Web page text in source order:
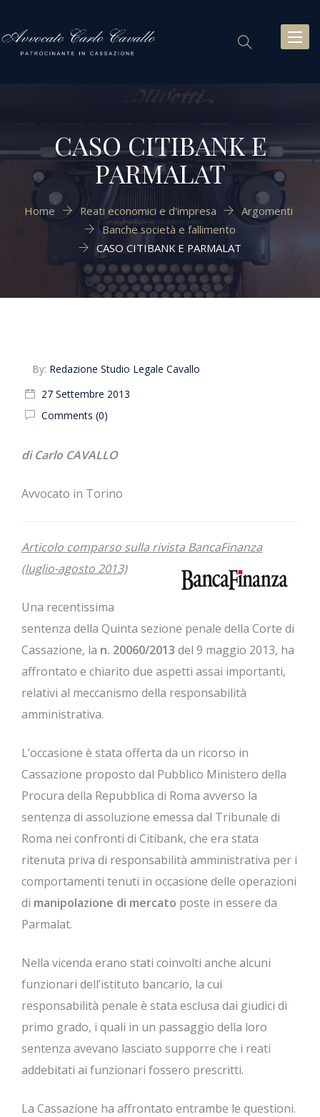
CASO CITIBANK E
PARMALAT
Home Reati economici e d'impresa
Argomenti
Banche società e fallimento
CASO CITIBANK E PARMALAT
By: Redazione Studio Legale Cavallo
27 Settembre 2013
Comments (0)
di Carlo CAVALLO
Avvocato in Torino
Articolo comparso sulla rivista BancaFinanza
(luglio-agosto 2013)
Una recentissima
sentenza della Quinta sezione penale della Corte di
Cassazione, la n. 20060/2013 del 9 maggio 2013, ha
affrontato e chiarito due aspetti assai importanti,
relativi al meccanismo della responsabilità
amministrativa.
L’occasione è stata offerta da un ricorso in
Cassazione proposto dal Pubblico Ministero della
Procura della Repubblica di Roma avverso la
sentenza di assoluzione emessa dal Tribunale di
Roma nei confronti di Citibank, che era stata
ritenuta priva di responsabilità amministrativa per i
comportamenti tenuti in occasione delle operazioni
di manipolazione di mercato poste in essere da
Parmalat.
Nella vicenda erano stati coinvolti anche alcuni
funzionari dell’istituto bancario, la cui
responsabilità penale è stata esclusa dai giudici di
primo grado, i quali in un passaggio della loro
sentenza avevano lasciato supporre che i reati
addebitati ai funzionari fossero prescritti.
La Cassazione ha affrontato entrambe le questioni.